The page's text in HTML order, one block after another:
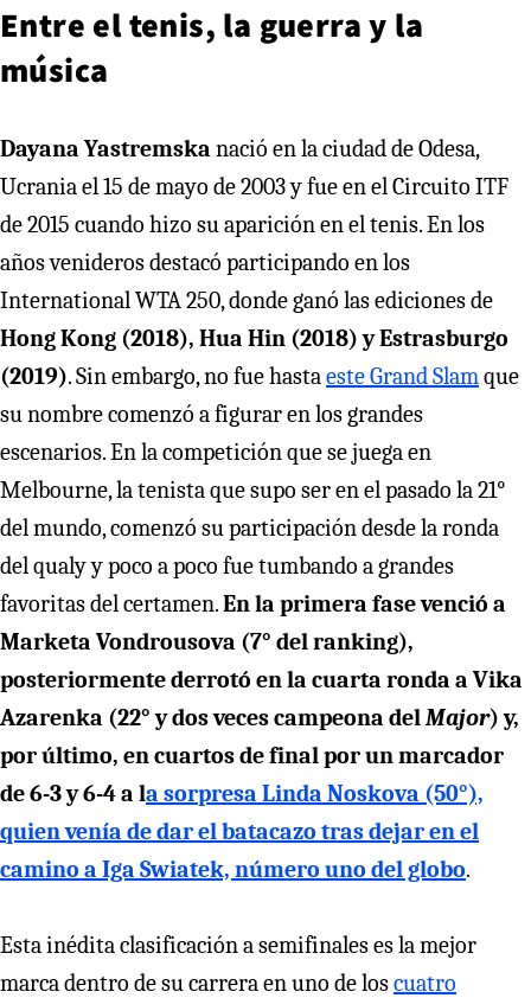
Entre el tenis, la guerra y la
música
Dayana Yastremska nació en la ciudad de Odesa,
Ucrania el 15 de mayo de 2003 y fue en el Circuito ITF
de 2015 cuando hizo su aparición en el tenis. En los
años venideros destacó participando en los
International WTA 250, donde ganó las ediciones de
Hong Kong (2018), Hua Hin (2018) y Estrasburgo
(2019). Sin embargo, no fue hastaeste Grand Slamque
su nombre comenzó a figurar en los grandes
escenarios. En la competición que se juega en
Melbourne, la tenista que supo ser en el pasado la 21°
del mundo, comenzó su participación desde la ronda
del qualy y poco a poco fue tumbando a grandes
favoritas del certamen.En la primera fase venció a
Marketa Vondrousova (7° del ranking),
posteriormente derrotó en la cuarta ronda a Vika
Azarenka (22° y dos veces campeona delMajor) y,
por último, en cuartos de final por un marcador
de 6-3 y 6-4 a la sorpresa Linda Noskova (50°),
quien venía de dar el batacazo tras dejar en el
camino a Iga Swiatek, número uno del globo.
Esta inédita clasificación a semifinales es la mejor
marca dentro de su carrera en uno de loscuatro